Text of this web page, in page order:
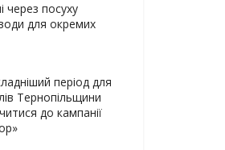
через посуху
для окремих
період для
Тернопільщини
до кампанії